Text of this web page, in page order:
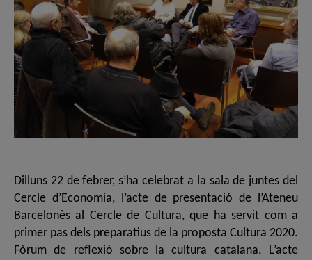
Dilluns 22 de febrer, s’ha celebrat a la sala de juntes del
Cercle d’Economia, l’acte de presentació de l’Ateneu
Barcelonès al Cercle de Cultura, que ha servit com a
primer pas dels preparatius de la proposta Cultura 2020.
Fòrum de reflexió sobre la cultura catalana. L’acte